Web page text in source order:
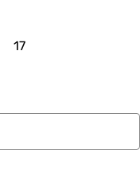
17